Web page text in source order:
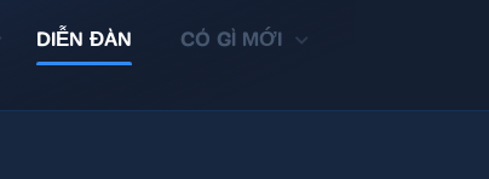
DIỄN ĐÀN CÓ GÌ MỚI